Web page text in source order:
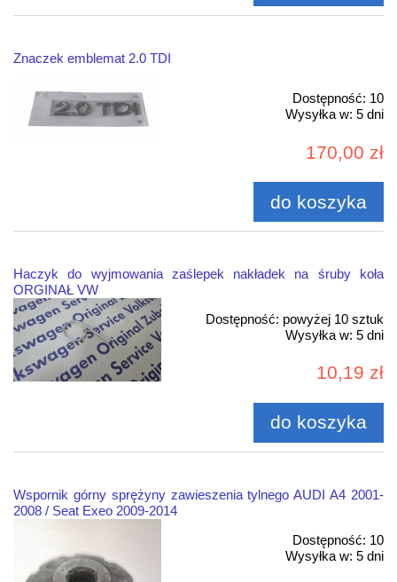
Znaczek emblemat 2.0 TDI
Dostępność: 10
Wysyłka w: 5 dni
170,00 zł
do koszyka
Haczyk do wyjmowania zaślepek nakładek na śruby koła
ORGINAŁ VW
Dostępność: powyżej 10 sztuk
Wysyłka w: 5 dni
10,19 zł
do koszyka
Wspornik górny sprężyny zawieszenia tylnego AUDI A4 2001-
2008 / Seat Exeo 2009-2014
Dostępność: 10
Wysyłka w: 5 dni